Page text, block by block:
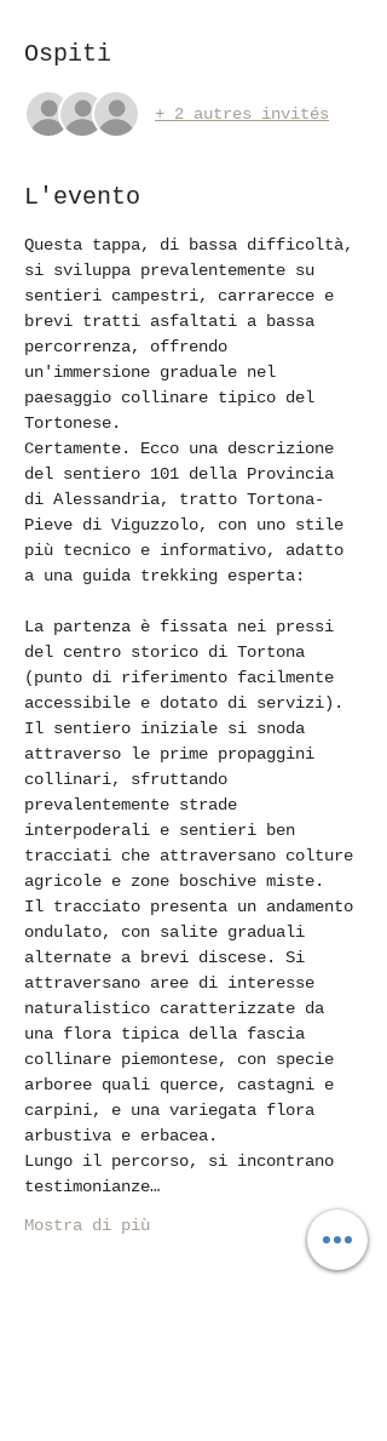
Ospiti
+ 2 autres invités
L'evento
Questa tappa, di bassa difficoltà,
si sviluppa prevalentemente su
sentieri campestri, carrarecce e
brevi tratti asfaltati a bassa
percorrenza, offrendo
un'immersione graduale nel
paesaggio collinare tipico del
Tortonese.
Certamente. Ecco una descrizione
del sentiero 101 della Provincia
di Alessandria, tratto Tortona-
Pieve di Viguzzolo, con uno stile
più tecnico e informativo, adatto
a una guida trekking esperta:
La partenza è fissata nei pressi
del centro storico di Tortona
(punto di riferimento facilmente
accessibile e dotato di servizi).
Il sentiero iniziale si snoda
attraverso le prime propaggini
collinari, sfruttando
prevalentemente strade
interpoderali e sentieri ben
tracciati che attraversano colture
agricole e zone boschive miste.
Il tracciato presenta un andamento
ondulato, con salite graduali
alternate a brevi discese. Si
attraversano aree di interesse
naturalistico caratterizzate da
una flora tipica della fascia
collinare piemontese, con specie
arboree quali querce, castagni e
carpini, e una variegata flora
arbustiva e erbacea.
Lungo il percorso, si incontrano
testimonianze…
Mostra di più